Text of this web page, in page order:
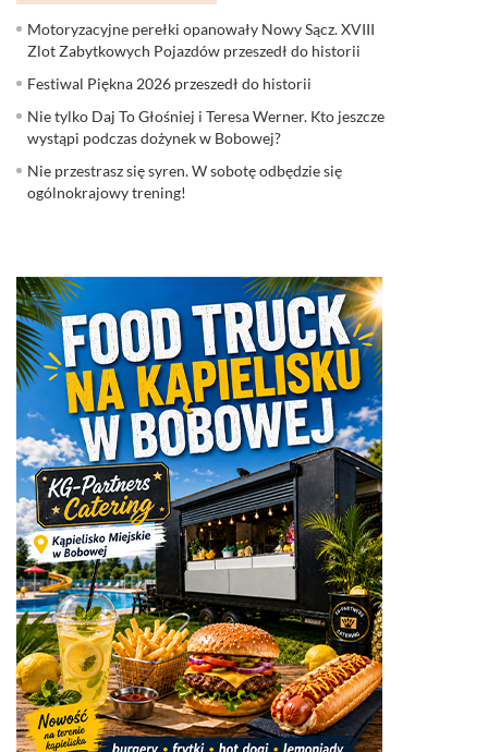
Motoryzacyjne perełki opanowały Nowy Sącz. XVIII
Zlot Zabytkowych Pojazdów przeszedł do historii
Festiwal Piękna 2026 przeszedł do historii
Nie tylko Daj To Głośniej i Teresa Werner. Kto jeszcze
wystąpi podczas dożynek w Bobowej?
Nie przestrasz się syren. W sobotę odbędzie się
ogólnokrajowy trening!